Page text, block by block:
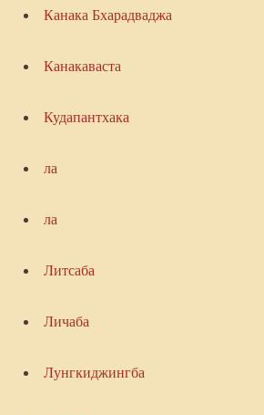
Канака Бхарадваджа
Канакаваста
Кудапантхака
ла
ла
Литсаба
Личаба
Лунгкиджингба